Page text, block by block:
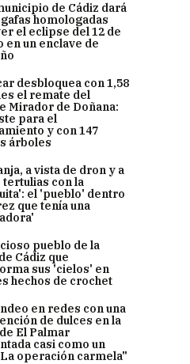
de Cádiz dará
homologadas
el eclipse del 12 de
en un enclave de
desbloquea con 1,58
el remate del
Mirador de Doñana:
para el
y con 147
árboles
a vista de dron y a
tertulias con la
el 'pueblo' dentro
que tenía una
pueblo de la
Cádiz que
sus 'cielos' en
hechos de crochet
en redes con una
de dulces en la
El Palmar
casi como un
operación carmela"